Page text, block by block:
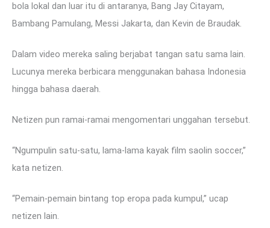
bola lokal dan luar itu di antaranya, Bang Jay Citayam,
Bambang Pamulang, Messi Jakarta, dan Kevin de Braudak.
Dalam video mereka saling berjabat tangan satu sama lain.
Lucunya mereka berbicara menggunakan bahasa Indonesia
hingga bahasa daerah.
Netizen pun ramai-ramai mengomentari unggahan tersebut.
“Ngumpulin satu-satu, lama-lama kayak film saolin soccer,”
kata netizen.
“Pemain-pemain bintang top eropa pada kumpul,” ucap
netizen lain.